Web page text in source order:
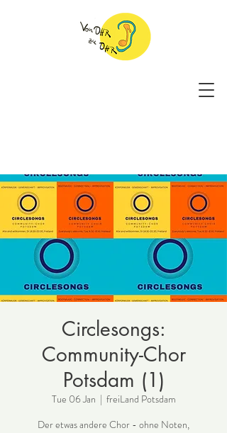
Circlesongs:
Community-Chor
Potsdam (1)
Tue 06 Jan
  |
freiLand Potsdam
Der etwas andere Chor - ohne Noten,